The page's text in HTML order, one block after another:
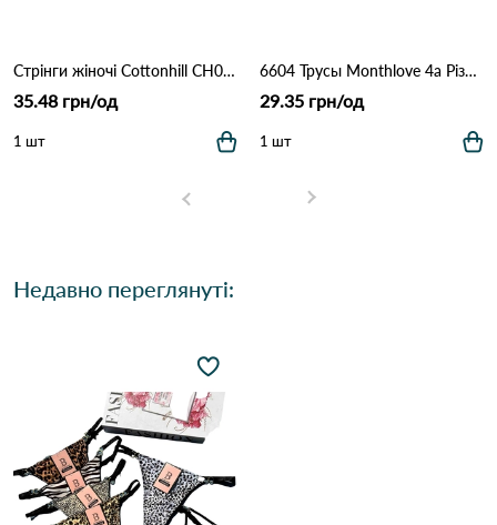
Стрінги жіночі Cottonhill CH0610 Марсала
35.48 грн/од
1 шт
6604 Трусы Monthlove 4а Різні кольори
29.35 грн/од
1 шт
Недавно переглянуті: